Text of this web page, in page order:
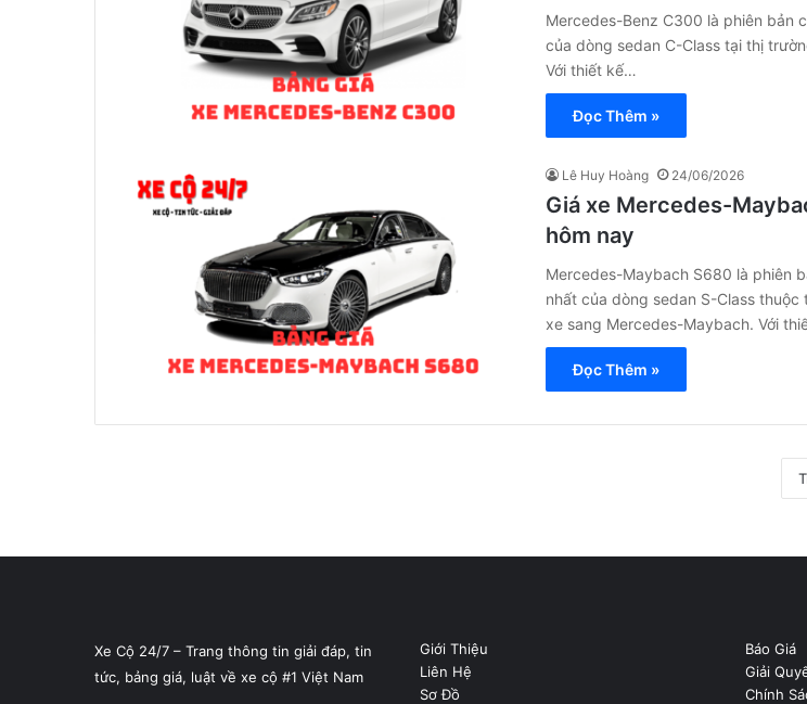
Mercedes-Benz C300 là phiên bản
của dòng sedan C-Class tại thị
Với thiết kế…
Đọc Thêm »
Lê Huy Hoàng 24/06/2026
Giá xe Mercedes-
hôm nay
Mercedes-Maybach S680 là phiên
nhất của dòng sedan S-Class thuộc
xe sang Mercedes-Maybach. Với
Đọc Thêm »
Xe Cộ 24/7 – Trang thông tin giải đáp, tin
tức, bảng giá, luật về xe cộ #1 Việt Nam
Giới Thiệu
Liên Hệ
Sơ Đồ
Báo Giá
Giải
Chính